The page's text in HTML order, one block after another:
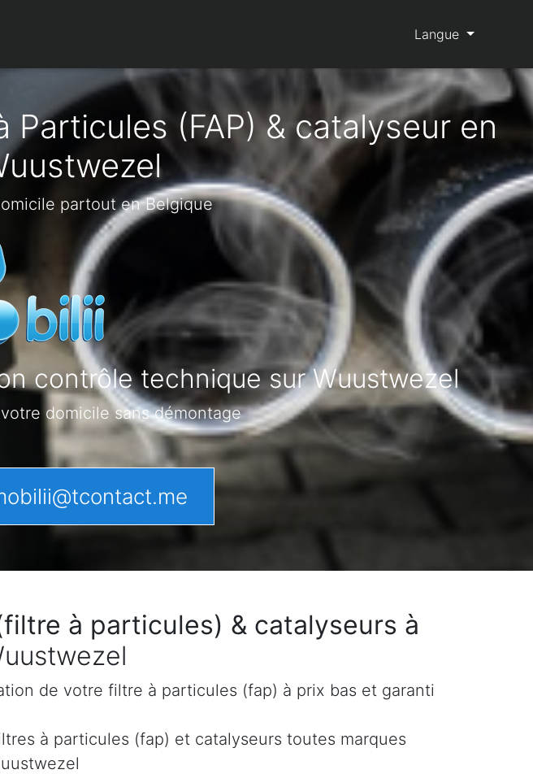
Langue
(FAP) & catalyseur en
partout en Belgique
contrôle technique sur Wuustwezel
domicile sans démontage
(filtre à particules) & catalyseurs à
de votre filtre à particules (fap) à prix bas et garanti
à particules (fap) et catalyseurs toutes marques